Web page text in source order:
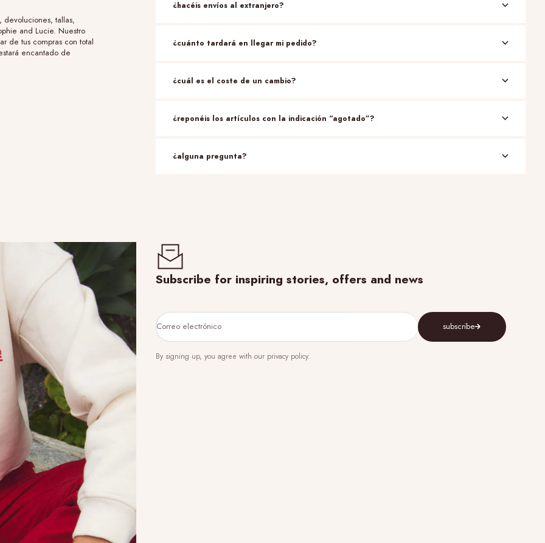
devoluciones, tallas,
and Lucie. Nuestro
de tus compras con total
encantado de
¿hacéis envíos al extranjero?
¿cuánto tardará en llegar mi pedido?
¿cuál es el coste de un cambio?
¿reponéis los artículos con la indicación “agotado”?
¿alguna pregunta?
Subscribe for inspiring stories, offers and news
Correo electrónico subscribe
By signing up, you agree with our privacy policy.